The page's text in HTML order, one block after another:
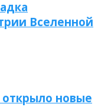
Вселенной
новые